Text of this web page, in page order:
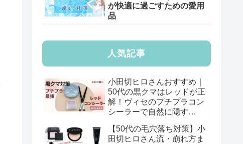
が快適に過ごすための愛用
品
人気記事
小田切ヒロさんおすすめ｜
50代の黒クマはレッドが正
解！ヴィセのプチプラコン
シーラーで自然に隠す
【50代の毛穴落ち対策】小
田切ヒロさん流・崩れ方ま